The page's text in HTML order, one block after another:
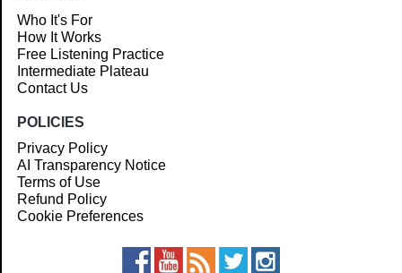
Who It's For
How It Works
Free Listening Practice
Intermediate Plateau
Contact Us
POLICIES
Privacy Policy
AI Transparency Notice
Terms of Use
Refund Policy
Cookie Preferences